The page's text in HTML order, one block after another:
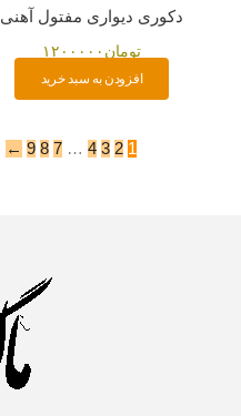
دکوری دیواری مفتول آهنی
تومان ۱۲۰۰۰۰۰
افزودن به سبد خرید
1
2
3
4
…
7
8
9
←